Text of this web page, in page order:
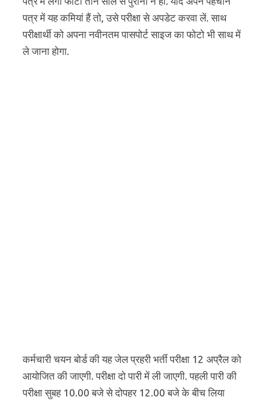
पत्र में यह कमियां हैं तो, उसे परीक्षा से अपडेट करवा लें. साथ
परीक्षार्थी को अपना नवीनतम पासपोर्ट साइज का फोटो भी साथ में
ले जाना होगा.
कर्मचारी चयन बोर्ड की यह जेल प्रहरी भर्ती परीक्षा 12 अप्रैल को
आयोजित की जाएगी. परीक्षा दो पारी में ली जाएगी. पहली पारी की
परीक्षा सुबह 10.00 बजे से दोपहर 12.00 बजे के बीच लिया